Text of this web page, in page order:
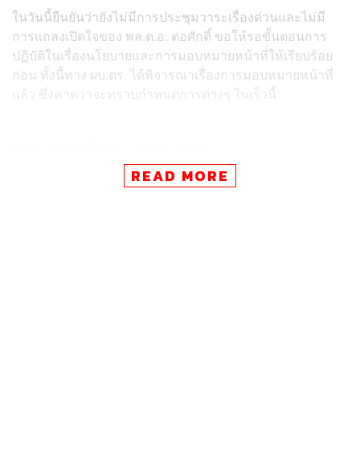
ในวันนี้ยืนยันว่ายังไม่มีการประชุมวาระเรื่องด่วนและไม่มี
การแถลงเปิดใจของ พล.ต.อ. ต่อศักดิ์ ขอให้รอขั้นตอนการ
ปฏิบัติในเรื่องนโยบายและการมอบหมายหน้าที่ให้เรียบร้อย
ก่อน ทั้งนี้ทาง ผบ.ตร. ได้พิจารณาเรื่องการมอบหมายหน้าที่
แล้ว ซึ่งคาดว่าจะทราบกำหนดการต่างๆ ในเร็วนี้
ผู้บัญชาการตำรวจแห่งชาติ
สำนักงานตำรวจแห่งชาติ
READ MORE